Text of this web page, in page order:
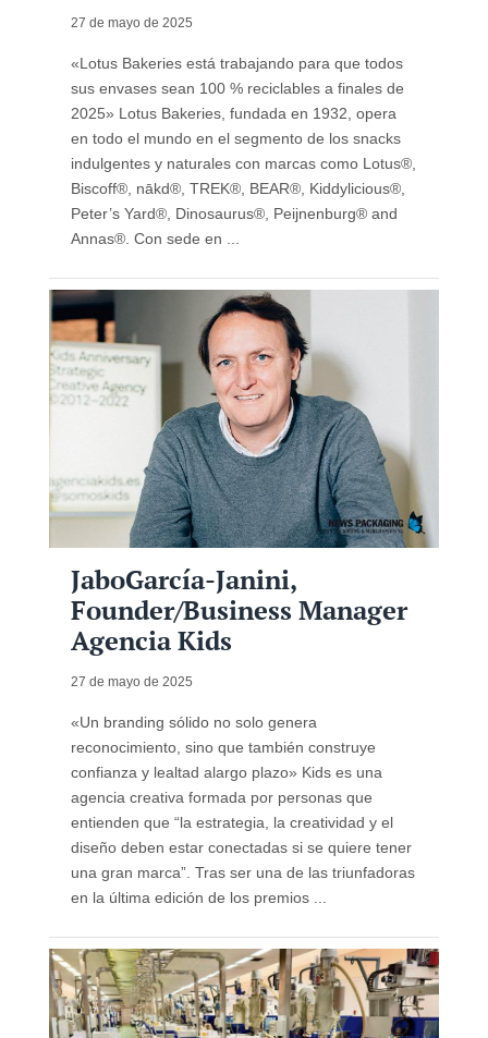
27 de mayo de 2025
«Lotus Bakeries está trabajando para que todos
sus envases sean 100 % reciclables a finales de
2025» Lotus Bakeries, fundada en 1932, opera
en todo el mundo en el segmento de los snacks
indulgentes y naturales con marcas como Lotus®,
Biscoff®, nākd®, TREK®, BEAR®, Kiddylicious®,
Peter’s Yard®, Dinosaurus®, Peijnenburg® and
Annas®. Con sede en ...
JaboGarcía-Janini,
Founder/Business Manager
Agencia Kids
27 de mayo de 2025
«Un branding sólido no solo genera
reconocimiento, sino que también construye
confianza y lealtad alargo plazo» Kids es una
agencia creativa formada por personas que
entienden que “la estrategia, la creatividad y el
diseño deben estar conectadas si se quiere tener
una gran marca”. Tras ser una de las triunfadoras
en la última edición de los premios ...